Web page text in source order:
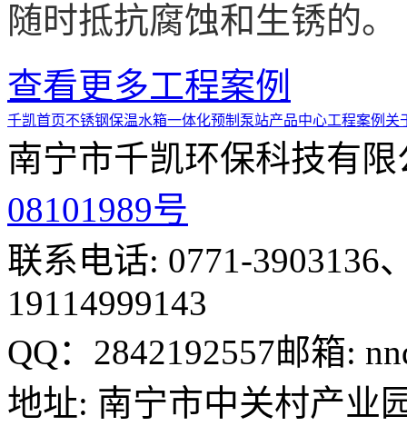
随时抵抗腐蚀和生锈的。
查看更多工程案例
千凯首页不锈钢保温水箱一体化预制泵站产品中心工程案例 关
南宁市千凯环保科技有限
08101989号
联系电话: 0771-3903136
19114999143
QQ：2842192557邮箱:
地址: 南宁市中关村产业